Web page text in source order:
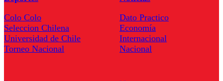
Colo Colo
Seleccion Chilena
Universidad de Chile
Torneo Nacional
Dato Practico
Economía
Internacional
Nacional